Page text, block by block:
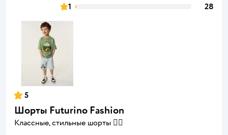
1
28
5
Шорты Futurino Fashion
Классные, стильные шорты 👍🏻